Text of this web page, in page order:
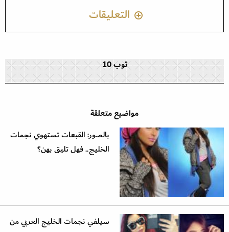
التعليقات
توب 10
مواضيع متعلقة
بالصور: القبعات تستهوي نجمات
الخليج.. فهل تليق بهن؟
سيلفي نجمات الخليج العربي من